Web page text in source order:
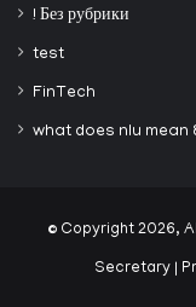
! Без рубрики
test
FinTech
what does nlu mean
© Copyright 2026,
Secretary |